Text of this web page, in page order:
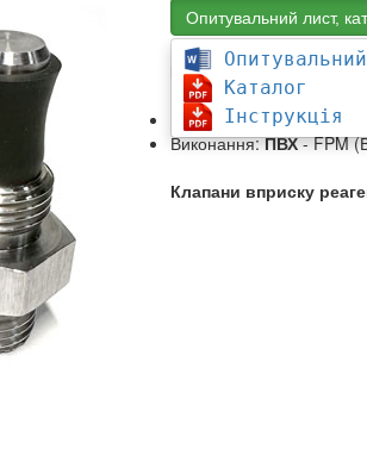
Опитувальний лист,
Каталог
Інструкція
Клапани вприску
Виконання:н/ст AISI 316L
Виконання:ПВХ- FPM
Клапани вприску